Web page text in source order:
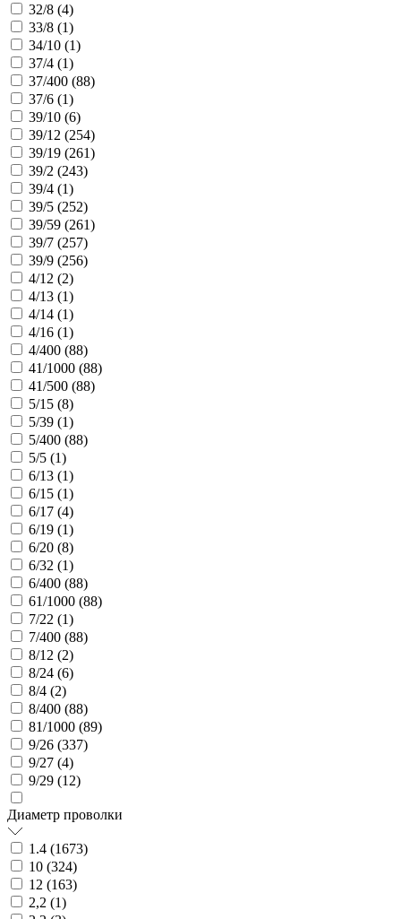
32/8 (4)
33/8 (1)
34/10 (1)
37/4 (1)
37/400 (88)
37/6 (1)
39/10 (6)
39/12 (254)
39/19 (261)
39/2 (243)
39/4 (1)
39/5 (252)
39/59 (261)
39/7 (257)
39/9 (256)
4/12 (2)
4/13 (1)
4/14 (1)
4/16 (1)
4/400 (88)
41/1000 (88)
41/500 (88)
5/15 (8)
5/39 (1)
5/400 (88)
5/5 (1)
6/13 (1)
6/15 (1)
6/17 (4)
6/19 (1)
6/20 (8)
6/32 (1)
6/400 (88)
61/1000 (88)
7/22 (1)
7/400 (88)
8/12 (2)
8/24 (6)
8/4 (2)
8/400 (88)
81/1000 (89)
9/26 (337)
9/27 (4)
9/29 (12)
Диаметр проволки
1.4 (1673)
10 (324)
12 (163)
2,2 (1)